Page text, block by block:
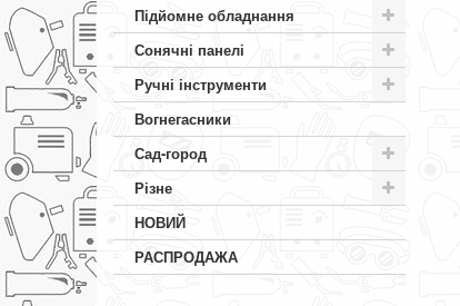
Підйомне обладнання
Сонячні панелі
Ручні інструменти
Вогнегасники
Сад-город
Різне
НОВИЙ
РАСПРОДАЖА